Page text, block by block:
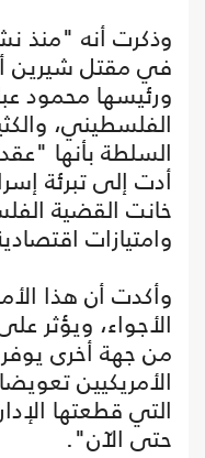
وذكرت أنه "منذ
في مقتل شيرين
ورئيسها محمود
الفلسطيني،
السلطة بأنها
أدت إلى تبرئة
خانت القضية
وامتيازات
وأكدت أن هذا
الأجواء، ويؤثر
من جهة أخرى
الأمريكيين
التي قطعتها
حتى الآن".